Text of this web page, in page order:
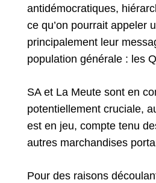
antidémocratiques,
ce qu’on pourrait appeler
principalement leur
population générale : les
SA et La Meute sont en
potentiellement cruciale,
est en jeu, compte tenu
autres marchandises
Pour des raisons